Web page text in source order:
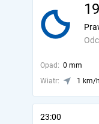
Opad: 0 mm
Wiatr:
1 km/h
23:00